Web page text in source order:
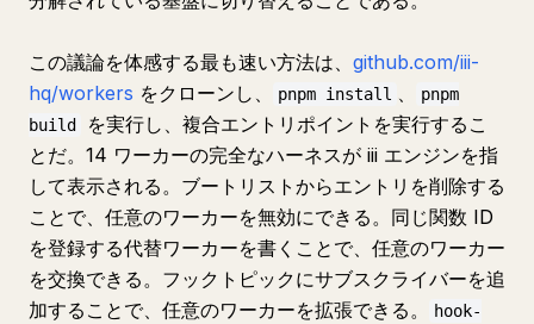
この議論を体感する最も速い方法は、 github.com/iii-
hq/workers をクローンし、 pnpm install 、
pnpm
build
を実行し、複合エントリポイントを実行するこ
とだ。14 ワーカーの完全なハーネスが iii エンジンを指
して表示される。ブートリストからエントリを削除する
ことで、任意のワーカーを無効にできる。同じ関数 ID
を登録する代替ワーカーを書くことで、任意のワーカー
を交換できる。フックトピックにサブスクライバーを追
加することで、任意のワーカーを拡張できる。
hook-